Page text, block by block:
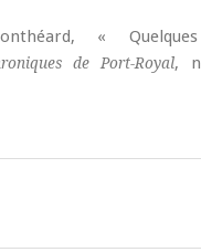
« Quelques
de Port-Royal,